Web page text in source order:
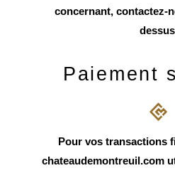
concernant, contactez-
Paiement
Pour vos transactions
chateaudemontreuil.com